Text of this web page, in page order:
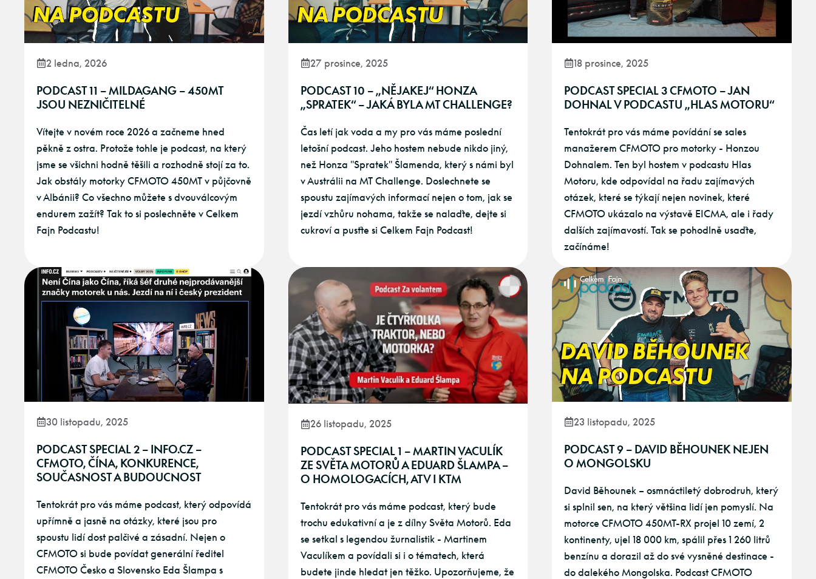
2 ledna, 2026
PODCAST 11 – MILDAGANG – 450MT
JSOU NEZNIČITELNÉ
Vítejte v novém roce 2026 a začneme hned
pěkně z ostra. Protože tohle je podcast, na který
jsme se všichni hodně těšili a rozhodně stojí za to.
Jak obstály motorky CFMOTO 450MT v půjčovně
v Albánii? Co všechno můžete s dvouválcovým
endurem zažít? Tak to si poslechněte v Celkem
Fajn Podcastu!
27 prosince, 2025
PODCAST 10 – „NĚJAKEJ“ HONZA
„SPRATEK“ – JAKÁ BYLA MT CHALLENGE?
Čas letí jak voda a my pro vás máme poslední
letošní podcast. Jeho hostem nebude nikdo jiný,
než Honza "Spratek" Šlamenda, který s námi byl
v Austrálii na MT Challenge. Doslechnete se
spoustu zajímavých informací nejen o tom, jak se
jezdí vzhůru nohama, takže se nalaďte, dejte si
cukroví a pusťte si Celkem Fajn Podcast!
18 prosince, 2025
PODCAST SPECIAL 3 CFMOTO – JAN
DOHNAL V PODCASTU „HLAS MOTORU“
Tentokrát pro vás máme povídání se sales
manažerem CFMOTO pro motorky - Honzou
Dohnalem. Ten byl hostem v podcastu Hlas
Motoru, kde odpovídal na řadu zajímavých
otázek, které se týkají nejen novinek, které
CFMOTO ukázalo na výstavě EICMA, ale i řady
dalších zajímavostí. Tak se pohodlně usaďte,
začínáme!
30 listopadu, 2025
PODCAST SPECIAL 2 – INFO.CZ –
CFMOTO, ČÍNA, KONKURENCE,
SOUČASNOST A BUDOUCNOST
Tentokrát pro vás máme podcast, který odpovídá
upřímně a jasně na otázky, které jsou pro
spoustu lidí dost palčivé a zásadní. Nejen o
CFMOTO si bude povídat generální ředitel
CFMOTO Česko a Slovensko Eda Šlampa s
26 listopadu, 2025
PODCAST SPECIAL 1 – MARTIN VACULÍK
ZE SVĚTA MOTORŮ A EDUARD ŠLAMPA –
O HOMOLOGACÍCH, ATV I KTM
Tentokrát pro vás máme podcast, který bude
trochu edukativní a je z dílny Světa Motorů. Eda
se setkal s legendou žurnalistik - Martinem
Vaculíkem a povídali si i o tématech, která
budete jinde hledat jen těžko. Upozorňujeme, že
23 listopadu, 2025
PODCAST 9 – DAVID BĚHOUNEK NEJEN
O MONGOLSKU
David Běhounek – osmnáctiletý dobrodruh, který
si splnil sen, na který většina lidí jen pomyslí. Na
motorce CFMOTO 450MT-RX projel 10 zemí, 2
kontinenty, ujel 18 000 km, spálil přes 1 260 litrů
benzínu a dorazil až do své vysněné destinace -
do dalekého Mongolska. Podcast CFMOTO